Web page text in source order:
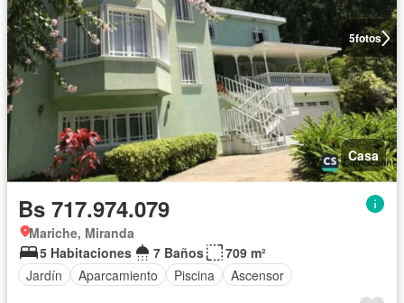
5fotos
Casa
Bs 717.974.079
Mariche, Miranda
5 Habitaciones
7 Baños
709 m²
Jardín
Aparcamiento Piscina Ascensor